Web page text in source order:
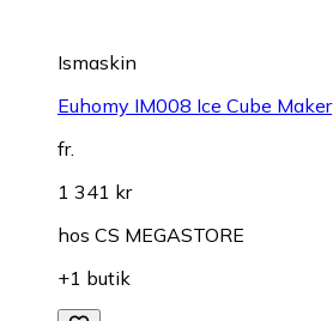
Ismaskin
Euhomy IM008 Ice Cube Maker
fr.
1 341 kr
hos CS MEGASTORE
+1 butik